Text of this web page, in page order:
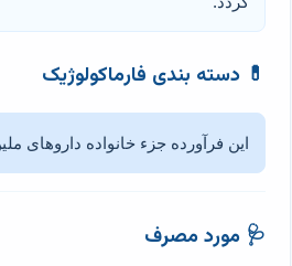
💊 دسته بندی فارماکولوژیک
این فرآورده جزء خانواده داروهای
🩺 مورد مصرف